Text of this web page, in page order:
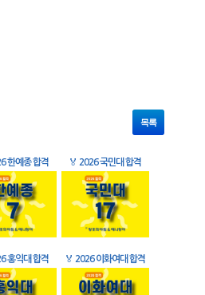
목록
한예종 합격 🏅 2026 국민대 합격
홍익대 합격 🏅 2026 이화여대 합격